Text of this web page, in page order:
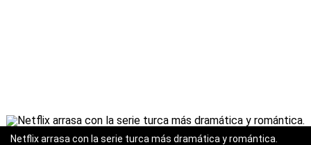
Netflix arrasa con la serie turca más dramática y romántica.